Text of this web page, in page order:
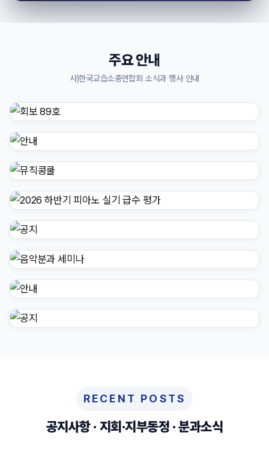
주요 안내
사)한국교습소총연합회 소식과 행사 안내
RECENT POSTS
공지사항 · 지회·지부동정 · 분과소식